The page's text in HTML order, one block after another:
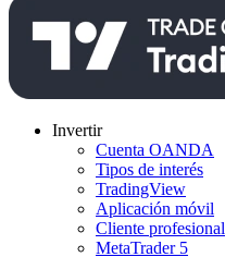
Invertir
Cuenta OANDA
Tipos de interés
TradingView
Aplicación móvil
Cliente profesional
MetaTrader 5